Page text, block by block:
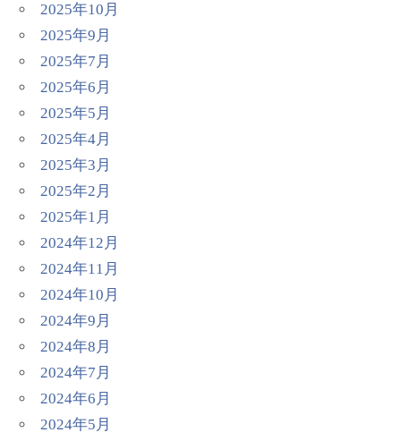
2025年10月
2025年9月
2025年7月
2025年6月
2025年5月
2025年4月
2025年3月
2025年2月
2025年1月
2024年12月
2024年11月
2024年10月
2024年9月
2024年8月
2024年7月
2024年6月
2024年5月